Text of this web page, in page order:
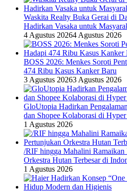
Waskita Realty Buka Gerai di
Hadirkan Vasaka untuk
4 Agustus 20264 Agustus 2026
BOSS 2026: Menkes Soroti
474 Ribu Kasus Kanker Baru
3 Agustus 20263 Agustus 2026
GloUtopia Hadirkan
dan Shopee Kolaborasi di
1 Agustus 2026
/RIF hingga Mahalini Ramaikan
Orkestra Hutan Terbesar di
1 Agustus 2026